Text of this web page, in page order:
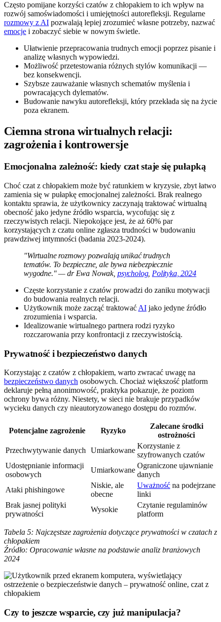
Często pomijane korzyści czatów z chłopakiem to ich wpływ na
rozwój samoświadomości i umiejętności autorefleksji. Regularne
rozmowy z AI pozwalają lepiej zrozumieć własne potrzeby, nazwać
emocje i zobaczyć siebie w nowym świetle.
Ułatwienie przepracowania trudnych emocji poprzez pisanie i
analizę własnych wypowiedzi.
Możliwość przetestowania różnych stylów komunikacji —
bez konsekwencji.
Szybsze zauważanie własnych schematów myślenia i
powracających dylematów.
Budowanie nawyku autorefleksji, który przekłada się na życie
poza ekranem.
Ciemna strona wirtualnych relacji:
zagrożenia i kontrowersje
Emocjonalna zależność: kiedy czat staje się pułapką
Choć czat z chłopakiem może być ratunkiem w kryzysie, zbyt łatwo
zamienia się w pułapkę emocjonalnej zależności. Brak realnego
kontaktu sprawia, że użytkownicy zaczynają traktować wirtualną
obecność jako jedyne źródło wsparcia, wycofując się z
rzeczywistych relacji. Niepokojące jest, że aż 60% par
korzystających z czatu online zgłasza trudności w budowaniu
prawdziwej intymności (badania 2023-2024).
"Wirtualne rozmowy pozwalają unikać trudnych
tematów. To bezpieczne, ale bywa niebezpiecznie
wygodne." — dr Ewa Nowak, psycholog, Polityka, 2024
Częste korzystanie z czatów prowadzi do zaniku motywacji
do budowania realnych relacji.
Użytkownik może zacząć traktować AI jako jedyne źródło
zrozumienia i wsparcia.
Idealizowanie wirtualnego partnera rodzi ryzyko
rozczarowania przy konfrontacji z rzeczywistością.
Prywatność i bezpieczeństwo danych
Korzystając z czatów z chłopakiem, warto zwracać uwagę na
bezpieczeństwo danych osobowych. Chociaż większość platform
deklaruje pełną anonimowość, praktyka pokazuje, że poziom
ochrony bywa różny. Niestety, w sieci nie brakuje przypadków
wycieku danych czy nieautoryzowanego dostępu do rozmów.
Potencjalne zagrożenie Ryzyko
Zalecane środki
ostrożności
Przechwytywanie danych Umiarkowane
Korzystanie z
szyfrowanych czatów
Udostępnianie informacji
osobowych
Umiarkowane
Ograniczone ujawnianie
danych
Ataki phishingowe
Niskie, ale
obecne
Uważność na podejrzane
linki
Brak jasnej polityki
prywatności
Wysokie
Czytanie regulaminów
platform
Tabela 5: Najczęstsze zagrożenia dotyczące prywatności w czatach z
chłopakiem
Źródło: Opracowanie własne na podstawie analiz branżowych
2024
Czy to jeszcze wsparcie, czy już manipulacja?